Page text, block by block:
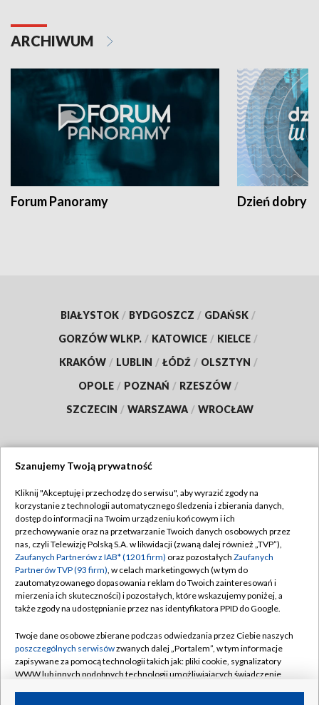
ARCHIWUM
Forum Panoramy Dzień dobry
BIAŁYSTOK / BYDGOSZCZ / GDAŃSK /
GORZÓW WLKP. / KATOWICE / KIELCE /
KRAKÓW / LUBLIN / ŁÓDŹ / OLSZTYN /
OPOLE / POZNAŃ / RZESZÓW /
SZCZECIN / WARSZAWA / WROCŁAW
TVP
Abonament TVP
Emisja w TVP
Centrum informacji TVP
Naziemna Telewizja Cyfrowa
Rada Programowa
System NOS
Informacje o nadawcy
Regulamin TVP
Polityka prywatności
Moje zgody
Pomoc
Kontakt
Kanały
Szanujemy Twoją prywatność
Kliknij "Akceptuję i przechodzę do serwisu", aby wyrazić zgody na
korzystanie z technologii automatycznego śledzenia i zbierania danych,
dostęp do informacji na Twoim urządzeniu końcowym i ich
przechowywanie oraz na przetwarzanie Twoich danych osobowych przez
nas, czyli Telewizję Polską S.A. w likwidacji (zwaną dalej również „TVP”),
Zaufanych Partnerów z IAB* (1201 firm) oraz pozostałych Zaufanych
Partnerów TVP (93 firm), w celach marketingowych (w tym do
zautomatyzowanego dopasowania reklam do Twoich zainteresowań i
mierzenia ich skuteczności) i pozostałych, które wskazujemy poniżej, a
także zgody na udostępnianie przez nas identyfikatora PPID do Google.
Twoje dane osobowe zbierane podczas odwiedzania przez Ciebie naszych
poszczególnych serwisówzwanych dalej „Portalem”, w tym informacje
zapisywane za pomocą technologii takich jak: pliki cookie, sygnalizatory
WWW lub innych podobnych technologii umożliwiających świadczenie